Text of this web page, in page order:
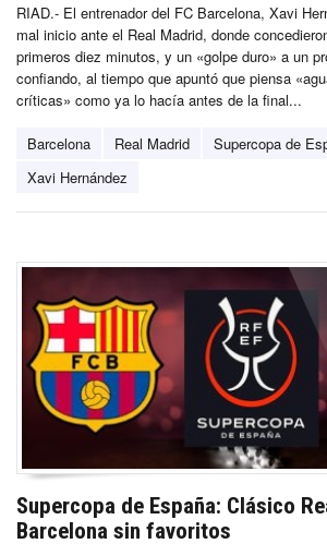
RIAD.- El entrenador del FC Barcelona, Xavi
mal inicio ante el Real Madrid, donde
primeros diez minutos, y un «golpe duro» a un
confiando, al tiempo que apuntó que piensa
críticas» como ya lo hacía antes de la final...
Barcelona Real Madrid
Supercopa de
Xavi Hernández
Supercopa de España: Clásico
Barcelona sin favoritos